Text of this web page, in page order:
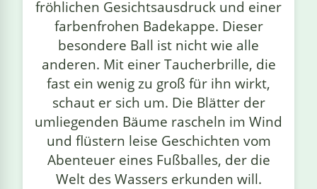
fröhlichen Gesichtsausdruck und einer
farbenfrohen Badekappe. Dieser
besondere Ball ist nicht wie alle
anderen. Mit einer Taucherbrille, die
fast ein wenig zu groß für ihn wirkt,
schaut er sich um. Die Blätter der
umliegenden Bäume rascheln im Wind
und flüstern leise Geschichten vom
Abenteuer eines Fußballes, der die
Welt des Wassers erkunden will.